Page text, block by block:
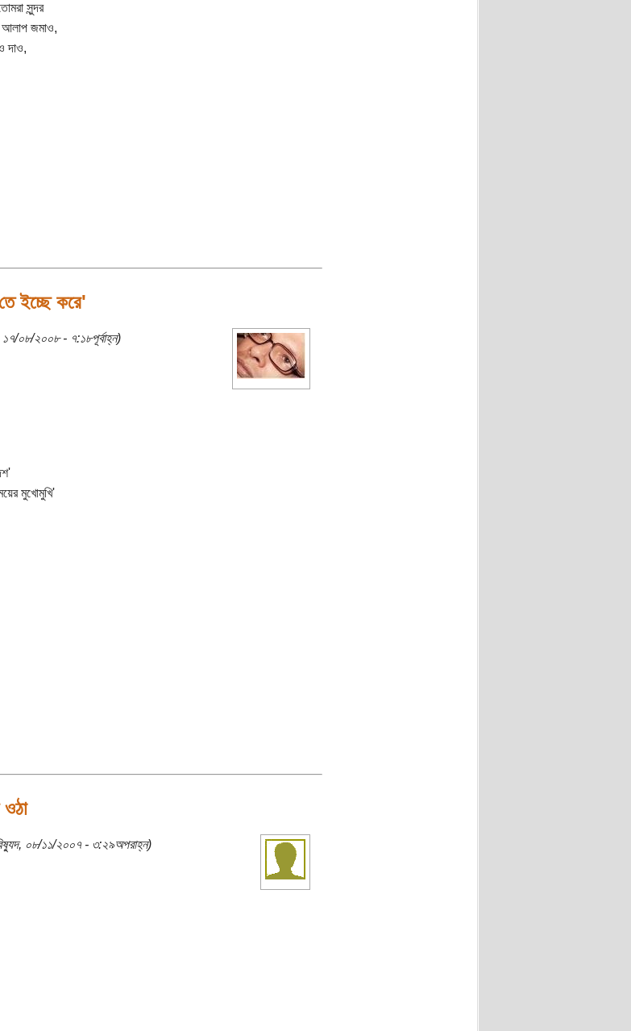
সুন্দর
আলাপ জমাও,
দাও,
ইচ্ছে করে'
১৭/০৮/২০০৮ - ৭:১৮পূর্বাহ্ন)
মুখোমুখি'
০৮/১১/২০০৭ - ৩:২৯অপরাহ্ন)